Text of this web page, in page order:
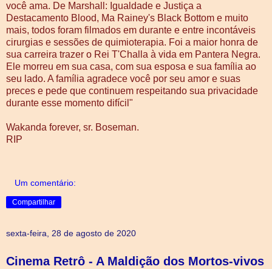
você ama. De Marshall: Igualdade e Justiça a
Destacamento Blood, Ma Rainey's Black Bottom e muito
mais, todos foram filmados em durante e entre incontáveis
cirurgias e sessões de quimioterapia. Foi a maior honra de
sua carreira trazer o Rei T'Challa à vida em Pantera Negra.
Ele morreu em sua casa, com sua esposa e sua família ao
seu lado. A família agradece você por seu amor e suas
preces e pede que continuem respeitando sua privacidade
durante esse momento difícil"
Wakanda forever, sr. Boseman.
RIP
Um comentário:
Compartilhar
sexta-feira, 28 de agosto de 2020
Cinema Retrô - A Maldição dos Mortos-vivos